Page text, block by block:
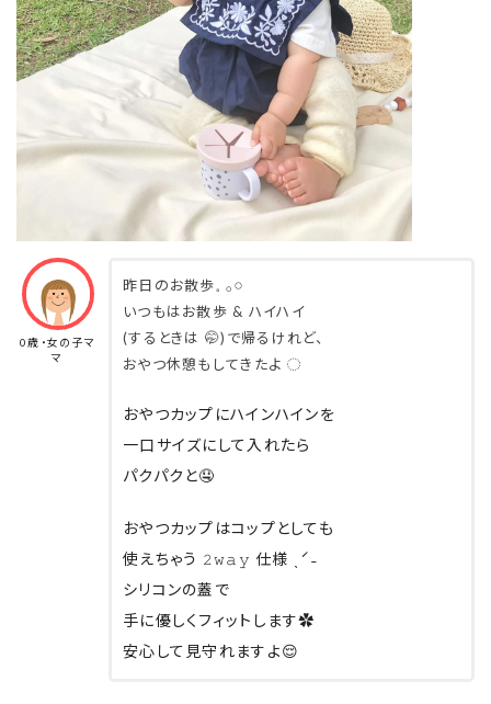
ひっくり返されることがないのは、お片付け面
を考えて、とてもストレス減っっ🥺
これは毎日お世話になります〜🙏🙏
0歳・女の子マ
マ
昨日のお散歩𓈒 𓂂𓏸
いつもはお散歩 & ハイハイ
(するときは 🤭)で帰るけれど、
おやつ休憩もしてきたよ ︎︎◌
おやつカップにハインハインを
一口サイズにして入れたら
パクパクと🤤
おやつカップはコップとしても
使えちゃう 𝟸𝚠𝚊𝚢 仕様 ˎˊ˗
シリコンの蓋で
手に優しくフィットします✿
安心して見守れますよ😌